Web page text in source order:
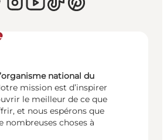
national du
mission est d’inspirer
le meilleur de ce que
et nous espérons que
nombreuses choses à